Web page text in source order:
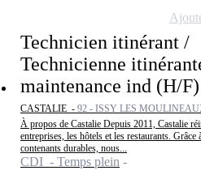
Technicien itinérant /
Technicienne
maintenance ind (H/F)
CASTALIE - 92 - ISSY LES
À propos de Castalie Depuis 2011, Castalie
entreprises, les hôtels et les restaurants.
contenants durables, nous...
CDI - Temps plein